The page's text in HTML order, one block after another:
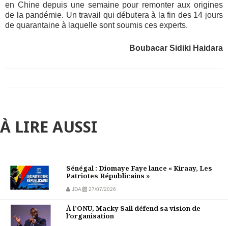
en Chine depuis une semaine pour remonter aux origines
de la pandémie. Un travail qui débutera à la fin des 14 jours
de quarantaine à laquelle sont soumis ces experts.
Boubacar Sidiki Haidara
À LIRE AUSSI
Sénégal : Diomaye Faye lance « Kiraay, Les
Patriotes Républicains »
JDA 27/07/2026
À l’ONU, Macky Sall défend sa vision de
l’organisation